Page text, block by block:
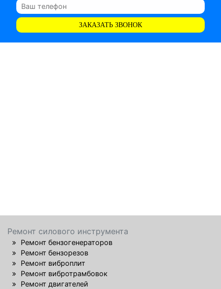
ЗАКАЗАТЬ ЗВОНОК
Ремонт силового инструмента
Ремонт бензогенераторов
Ремонт бензорезов
Ремонт виброплит
Ремонт вибротрамбовок
Ремонт двигателей